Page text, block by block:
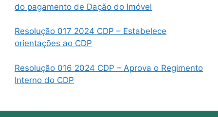
do pagamento de Dação do Imóvel
Resolução 017 2024 CDP – Estabelece
orientações ao CDP
Resolução 016 2024 CDP – Aprova o Regimento
Interno do CDP